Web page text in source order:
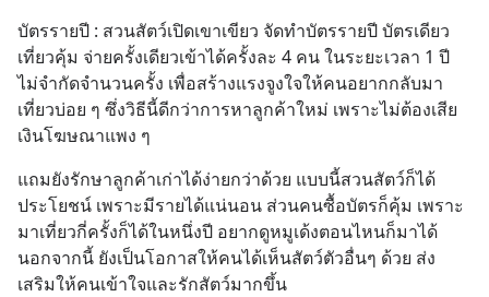
บัตรรายปี : สวนสัตว์เปิดเขาเขียว จัดทำบัตรรายปี บัตรเดียว
เที่ยวคุ้ม จ่ายครั้งเดียวเข้าได้ครั้งละ 4 คน ในระยะเวลา 1 ปี
ไม่จำกัดจำนวนครั้ง เพื่อสร้างแรงจูงใจให้คนอยากกลับมา
เที่ยวบ่อย ๆ ซึ่งวิธีนี้ดีกว่าการหาลูกค้าใหม่ เพราะไม่ต้องเสีย
เงินโฆษณาแพง ๆ
แถมยังรักษาลูกค้าเก่าได้ง่ายกว่าด้วย แบบนี้สวนสัตว์ก็ได้
ประโยชน์ เพราะมีรายได้แน่นอน ส่วนคนซื้อบัตรก็คุ้ม เพราะ
มาเที่ยวกี่ครั้งก็ได้ในหนึ่งปี อยากดูหมูเด้งตอนไหนก็มาได้
นอกจากนี้ ยังเป็นโอกาสให้คนได้เห็นสัตว์ตัวอื่นๆ ด้วย ส่ง
เสริมให้คนเข้าใจและรักสัตว์มากขึ้น